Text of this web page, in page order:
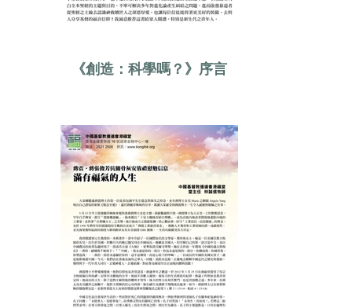
《創造：科學嗎？》序言